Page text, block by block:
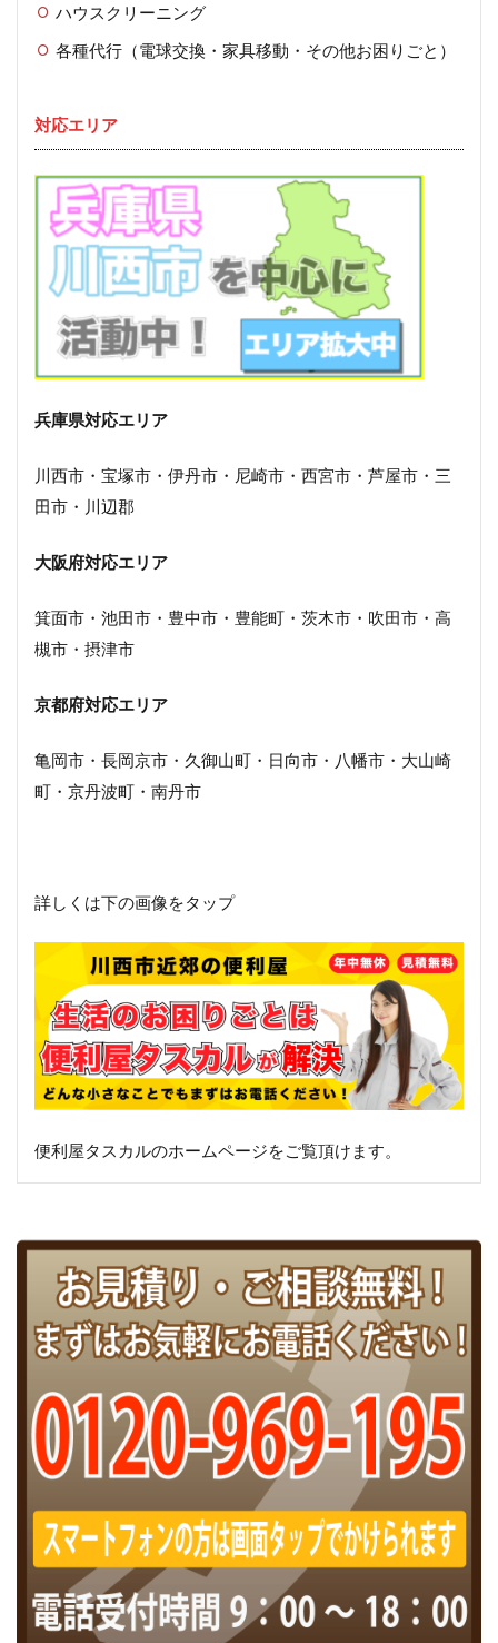
ハウスクリーニング
各種代行（電球交換・家具移動・その他お困りごと）
対応エリア
兵庫県対応エリア
川西市・宝塚市・伊丹市・尼崎市・西宮市・芦屋市・三
田市・川辺郡
大阪府対応エリア
箕面市・池田市・豊中市・豊能町・茨木市・吹田市・高
槻市・摂津市
京都府対応エリア
亀岡市・長岡京市・久御山町・日向市・八幡市・大山崎
町・京丹波町・南丹市
詳しくは下の画像をタップ
便利屋タスカルのホームページをご覧頂けます。